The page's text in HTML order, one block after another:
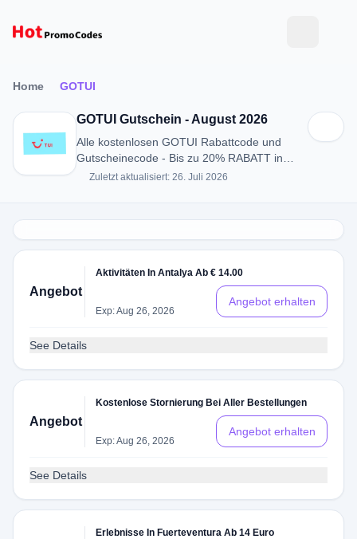
Home GOTUI
GOTUI Gutschein - August 2026
Alle kostenlosen GOTUI Rabattcode und
Gutscheinecode - Bis zu 20% RABATT in
August 2026
Zuletzt aktualisiert: 26. Juli 2026
Angebot
Aktivitäten In Antalya Ab € 14.00
Exp: Aug 26, 2026
Angebot erhalten
See Details
Angebot
Kostenlose Stornierung Bei Aller Bestellungen
Exp: Aug 26, 2026
Angebot erhalten
See Details
Erlebnisse In Fuerteventura Ab 14 Euro